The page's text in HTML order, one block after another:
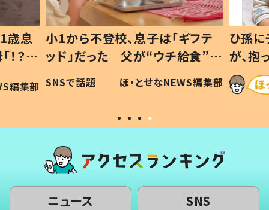
歳息
？」
編集部
小1から不登校、息子は「ギフテ
ッド」だった 父が“ウチ給食”を
作り続ける理由とは #令和の親
#令和の子
SNSで話題 ほ・とせなNEWS編集部
ひ孫
が、
「涙が
い」
ニュース SNS